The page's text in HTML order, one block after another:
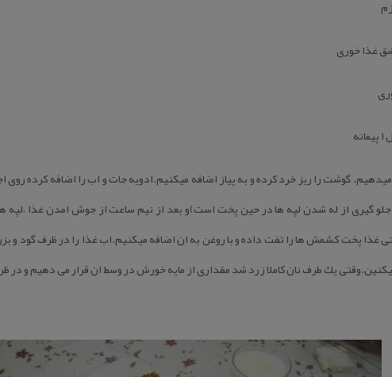
گوشت را ریز خرد كرده و به پیاز اضافه میكنیم.ادویه جات و اب را اضافه كرده
جلو گیری از له شدن لپه ها در حین پخت است)و بعد از نیم ساعت از جوش امدن غذا ،لپه
غذا پخت كشمش ها را تفت داده و با روغن به ان اضافه میكنیم.اب غذا را در ظرف گود و
یك طرف نان كاملا زرد شد مقداری از مایه خورش در وسط ان قرار می دهیم و در